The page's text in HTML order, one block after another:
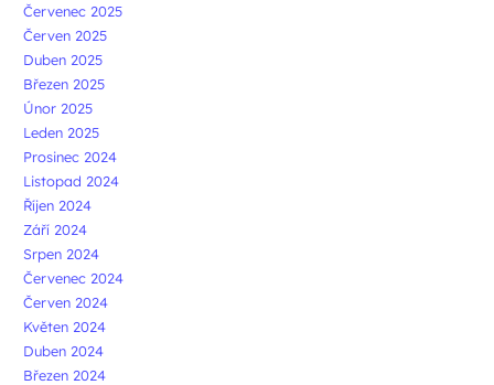
Červenec 2025
Červen 2025
Duben 2025
Březen 2025
Únor 2025
Leden 2025
Prosinec 2024
Listopad 2024
Říjen 2024
Září 2024
Srpen 2024
Červenec 2024
Červen 2024
Květen 2024
Duben 2024
Březen 2024